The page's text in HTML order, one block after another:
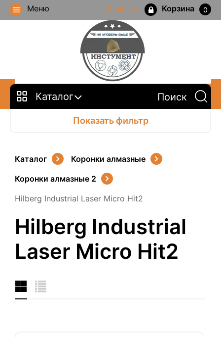
Меню Кабинет Корзина 0
Каталог
Показать фильтр
Каталог
Коронки алмазные
Коронки алмазные 2
Hilberg Industrial Laser Micro Hit2
Hilberg Industrial
Laser Micro Hit2